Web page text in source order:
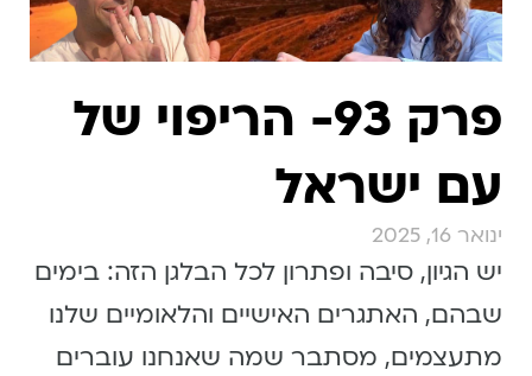
פרק 93- הריפוי של
עם ישראל
ינואר 16, 2025
יש הגיון, סיבה ופתרון לכל הבלגן הזה: בימים
שבהם, האתגרים האישיים והלאומיים שלנו
מתעצמים, מסתבר שמה שאנחנו עוברים